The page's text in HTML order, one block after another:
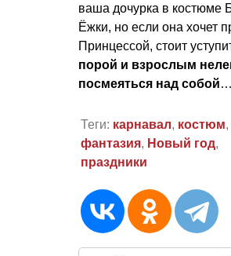
ваша дочурка в костюме
Ёжки, но если она хочет
Принцессой, стоит
порой и взрослым
посмеяться над собой…
Теги: карнавал, костюм,
фантазия, Новый год,
праздники